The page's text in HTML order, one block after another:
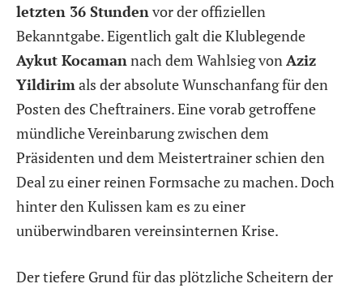
letzten 36 Stunden vor der offiziellen
Bekanntgabe. Eigentlich galt die Klublegende
Aykut Kocaman nach dem Wahlsieg von Aziz
Yildirim als der absolute Wunschanfang für den
Posten des Cheftrainers. Eine vorab getroffene
mündliche Vereinbarung zwischen dem
Präsidenten und dem Meistertrainer schien den
Deal zu einer reinen Formsache zu machen. Doch
hinter den Kulissen kam es zu einer
unüberwindbaren vereinsinternen Krise.
Der tiefere Grund für das plötzliche Scheitern der